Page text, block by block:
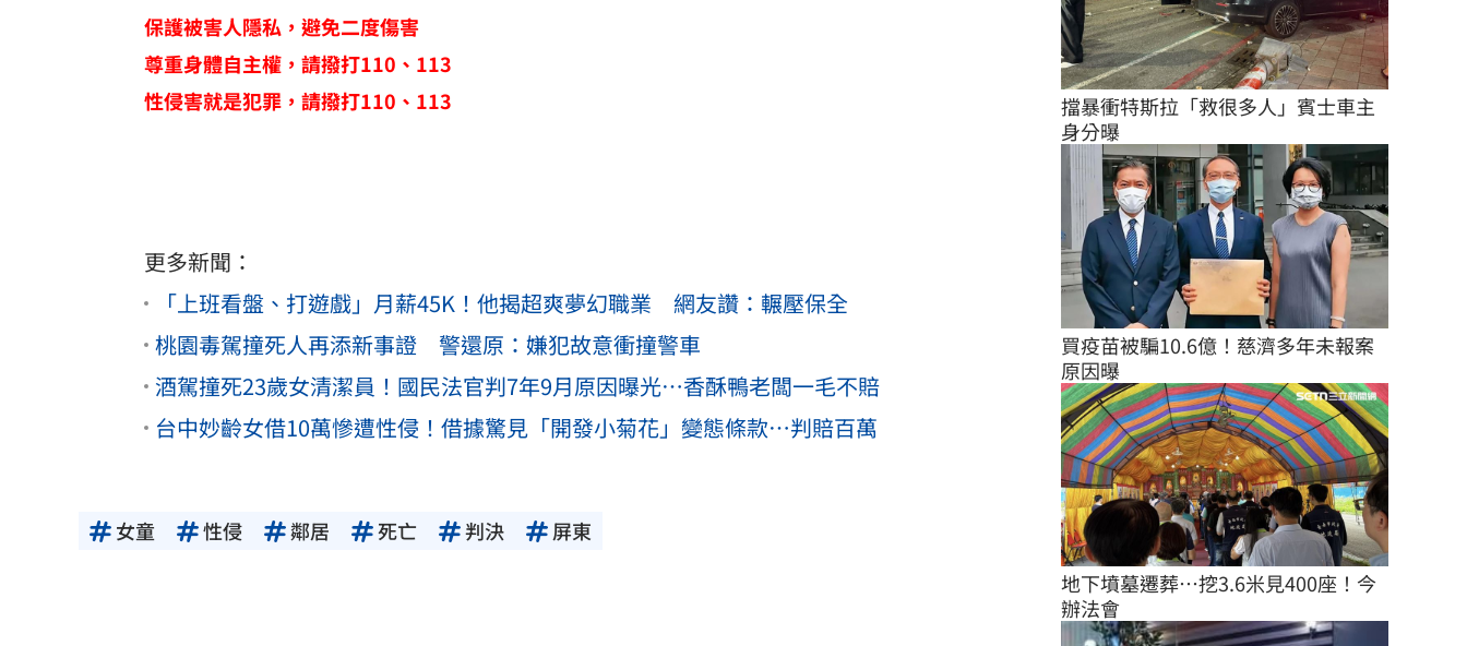
保護被害人隱私，避免二度傷害
尊重身體自主權，請撥打110、113
性侵害就是犯罪，請撥打110、113
更多新聞：
「上班看盤、打遊戲」月薪45K！他揭超爽夢幻職業 網友讚：輾壓保全
桃園毒駕撞死人再添新事證 警還原：嫌犯故意衝撞警車
酒駕撞死23歲女清潔員！國民法官判7年9月原因曝光…香酥鴨老闆一毛不賠
台中妙齡女借10萬慘遭性侵！借據驚見「開發小菊花」變態條款…判賠百萬
女童 性侵 鄰居 死亡 判決 屏東
擋暴衝特斯拉「救很多人」賓士車主
身分曝
買疫苗被騙10.6億！慈濟多年未報案
原因曝
地下墳墓遷葬…挖3.6米見400座！今
辦法會